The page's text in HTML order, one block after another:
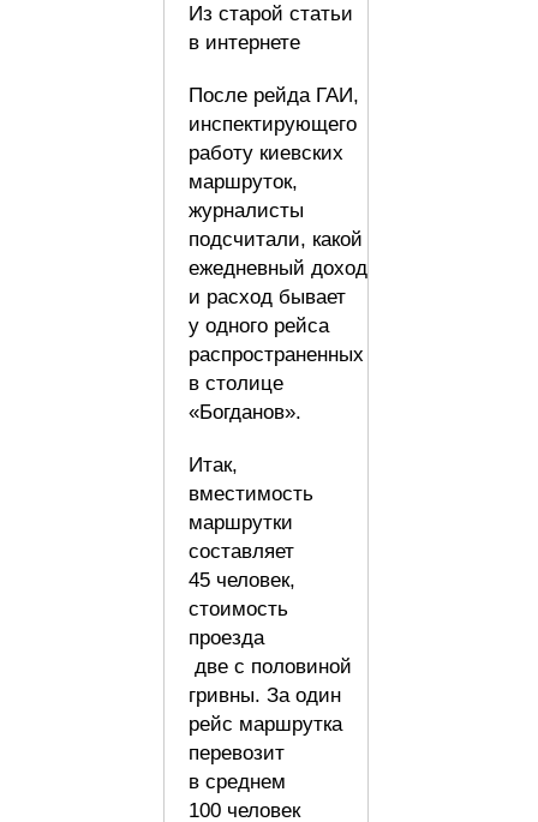
Из старой статьи
в интернете
После рейда ГАИ,
инспектирующего
работу киевских
маршруток,
журналисты
подсчитали, какой
ежедневный доход
и расход бывает
у одного рейса
распространенных
в столице
«Богданов».
Итак,
вместимость
маршрутки
составляет
45 человек,
стоимость
проезда
две с половиной
гривны. За один
рейс маршрутка
перевозит
в среднем
100 человек